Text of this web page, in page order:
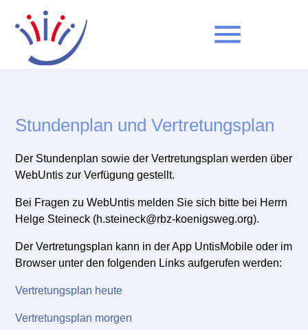
menu
Stundenplan und Vertretungsplan
Der Stundenplan sowie der Vertretungsplan werden über
WebUntis zur Verfügung gestellt.
Bei Fragen zu WebUntis melden Sie sich bitte bei Herrn
Helge Steineck (h.steineck@rbz-koenigsweg.org).
Der Vertretungsplan kann in der App UntisMobile oder im
Browser unter den folgenden Links aufgerufen werden:
Vertretungsplan heute
Vertretungsplan morgen